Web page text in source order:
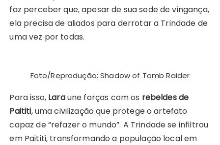
faz perceber que, apesar de sua sede de vingança,
ela precisa de aliados para derrotar a Trindade de
uma vez por todas.
Foto/Reprodução: Shadow of Tomb Raider
Para isso, Laraune forças com os rebeldes de
Paititi, uma civilização que protege o artefato
capaz de “refazer o mundo”. A Trindade se infiltrou
em Paititi, transformando a população local em